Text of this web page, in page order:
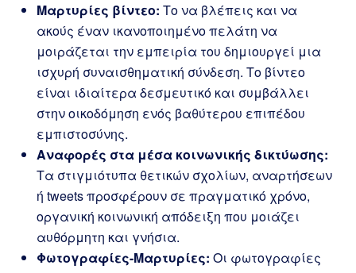
Μαρτυρίες βίντεο: Το να βλέπεις και να
ακούς έναν ικανοποιημένο πελάτη να
μοιράζεται την εμπειρία του δημιουργεί μια
ισχυρή συναισθηματική σύνδεση. Το βίντεο
είναι ιδιαίτερα δεσμευτικό και συμβάλλει
στην οικοδόμηση ενός βαθύτερου επιπέδου
εμπιστοσύνης.
Αναφορές στα μέσα κοινωνικής δικτύωσης:
Τα στιγμιότυπα θετικών σχολίων, αναρτήσεων
ή tweets προσφέρουν σε πραγματικό χρόνο,
οργανική κοινωνική απόδειξη που μοιάζει
αυθόρμητη και γνήσια.
Φωτογραφίες-Μαρτυρίες: Οι φωτογραφίες